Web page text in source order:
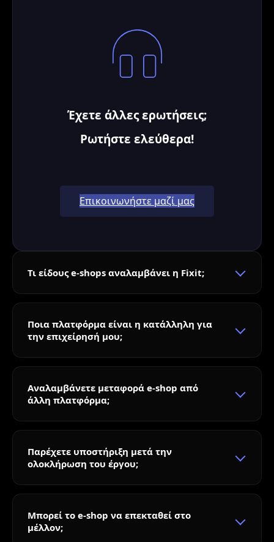
Έχετε άλλες ερωτήσεις;
Ρωτήστε ελεύθερα!
Επικοινωνήστε μαζί μας
Τι είδους e-shops αναλαμβάνει η Fixit;
Ποια πλατφόρμα είναι η κατάλληλη για
την επιχείρησή μου;
Αναλαμβάνετε μεταφορά e-shop από
άλλη πλατφόρμα;
Παρέχετε υποστήριξη μετά την
ολοκλήρωση του έργου;
Μπορεί το e-shop να επεκταθεί στο
μέλλον;